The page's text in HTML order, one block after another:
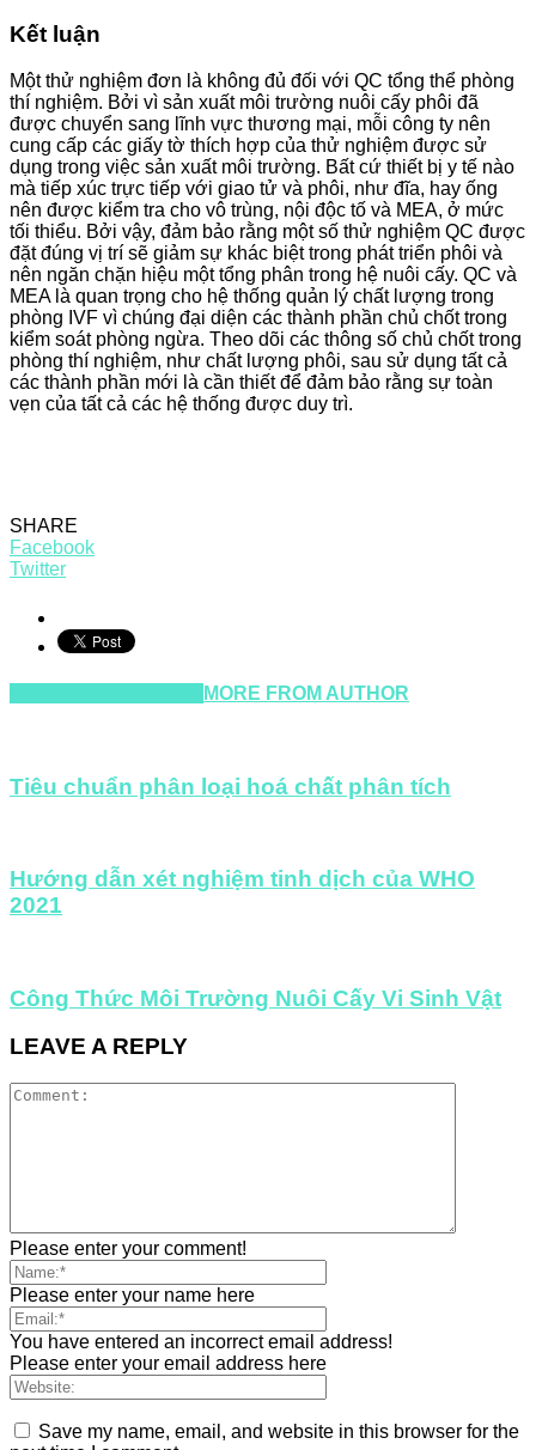
Kết luận
Một thử nghiệm đơn là không đủ đối với QC tổng thể phòng
thí nghiệm. Bởi vì sản xuất môi trường nuôi cấy phôi đã
được chuyển sang lĩnh vực thương mại, mỗi công ty nên
cung cấp các giấy tờ thích hợp của thử nghiệm được sử
dụng trong việc sản xuất môi trường. Bất cứ thiết bị y tế nào
mà tiếp xúc trực tiếp với giao tử và phôi, như đĩa, hay ống
nên được kiểm tra cho vô trùng, nội độc tố và MEA, ở mức
tối thiểu. Bởi vậy, đảm bảo rằng một số thử nghiệm QC được
đặt đúng vị trí sẽ giảm sự khác biệt trong phát triển phôi và
nên ngăn chặn hiệu một tổng phân trong hệ nuôi cấy. QC và
MEA là quan trọng cho hệ thống quản lý chất lượng trong
phòng IVF vì chúng đại diện các thành phần chủ chốt trong
kiểm soát phòng ngừa. Theo dõi các thông số chủ chốt trong
phòng thí nghiệm, như chất lượng phôi, sau sử dụng tất cả
các thành phần mới là cần thiết để đảm bảo rằng sự toàn
vẹn của tất cả các hệ thống được duy trì.
SHARE
Facebook
Twitter
MORE FROM AUTHOR
Tiêu chuẩn phân loại hoá chất phân tích
Hướng dẫn xét nghiệm tinh dịch của WHO
2021
Công Thức Môi Trường Nuôi Cấy Vi Sinh Vật
LEAVE A REPLY
Please enter your comment!
Please enter your name here
You have entered an incorrect email address!
Please enter your email address here
Save my name, email, and website in this browser for the